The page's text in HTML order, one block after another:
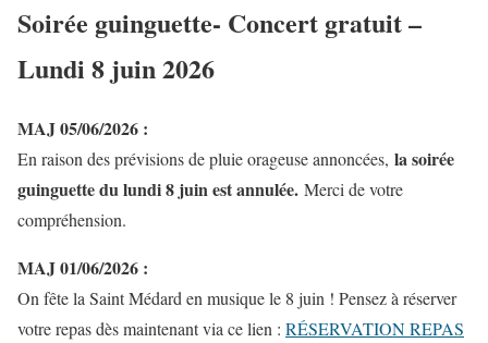
Soirée guinguette- Concert gratuit –
Lundi 8 juin 2026
MAJ 05/06/2026 :
En raison des prévisions de pluie orageuse annoncées, la soirée
guinguette du lundi 8 juin est annulée. Merci de votre
compréhension.
MAJ 01/06/2026 :
On fête la Saint Médard en musique le 8 juin ! Pensez à réserver
votre repas dès maintenant via ce lien : RÉSERVATION REPAS